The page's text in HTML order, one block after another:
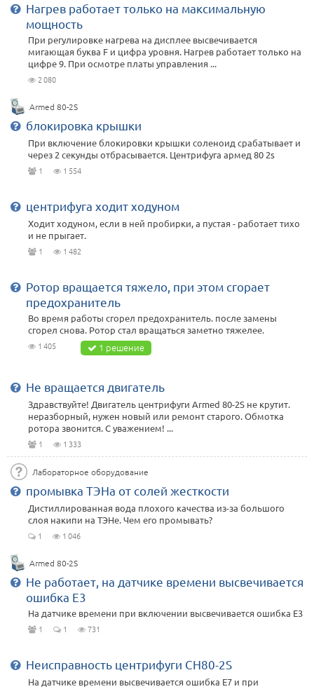
Нагрев работает только на максимальную
мощность
При регулировке нагрева на дисплее высвечивается
мигающая буква F и цифра уровня. Нагрев работает только на
цифре 9. При осмотре платы управления ...
2 080
Armed 80-2S
блокировка крышки
При включение блокировки крышки соленоид срабатывает и
через 2 секунды отбрасывается. Центрифуга армед 80 2s
1 1 554
центрифуга ходит ходуном
Ходит ходуном, если в ней пробирки, а пустая - работает тихо
и не прыгает.
1 1 482
Ротор вращается тяжело, при этом сгорает
предохранитель
Во время работы сгорел предохранитель. после замены
сгорел снова. Ротор стал вращаться заметно тяжелее.
1 405 1 решение
Не вращается двигатель
Здравствуйте! Двигатель центрифуги Armed 80-2S не крутит.
неразборный, нужен новый или ремонт старого. Обмотка
ротора звонится. С уважением! ...
1 1 333
Лабораторное оборудование
промывка ТЭНа от солей жесткости
Дистиллированная вода плохого качества из-за большого
слоя накипи на ТЭНе. Чем его промывать?
1 1 046
Armed 80-2S
Не работает, на датчике времени высвечивается
ошибка E3
На датчике времени при включении высвечивается ошибка E3
1 1 731
Неисправность центрифуги CH80-2S
На датчике времени высвечивается ошибка Е7 и при